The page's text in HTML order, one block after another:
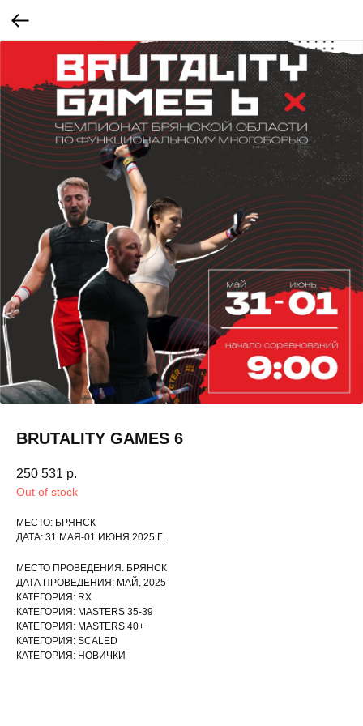
BRUTALITY GAMES 6
250 531 р.
Out of stock
МЕСТО: БРЯНСК
ДАТА: 31 МАЯ-01 ИЮНЯ 2025 Г.
МЕСТО ПРОВЕДЕНИЯ: БРЯНСК
ДАТА ПРОВЕДЕНИЯ: МАЙ, 2025
КАТЕГОРИЯ: RX
КАТЕГОРИЯ: MASTERS 35-39
КАТЕГОРИЯ: MASTERS 40+
КАТЕГОРИЯ: SCALED
КАТЕГОРИЯ: НОВИЧКИ